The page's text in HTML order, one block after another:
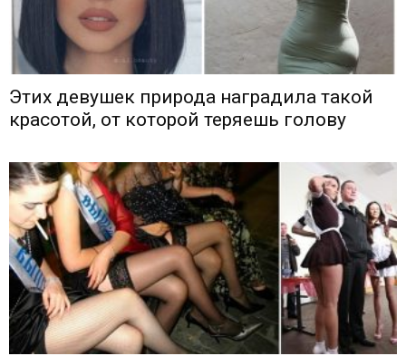
Этих девушек природа наградила такой
красотой, от которой теряешь голову